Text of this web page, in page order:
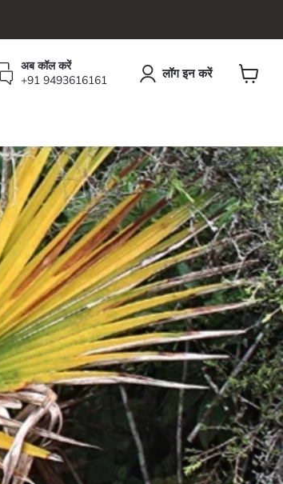
अब कॉल करें
+91 9493616161
लॉग इन करें